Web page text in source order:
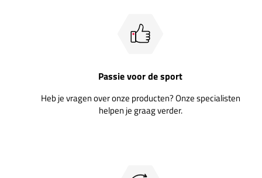
Passie voor de sport
Heb je vragen over onze producten? Onze specialisten
helpen je graag verder.